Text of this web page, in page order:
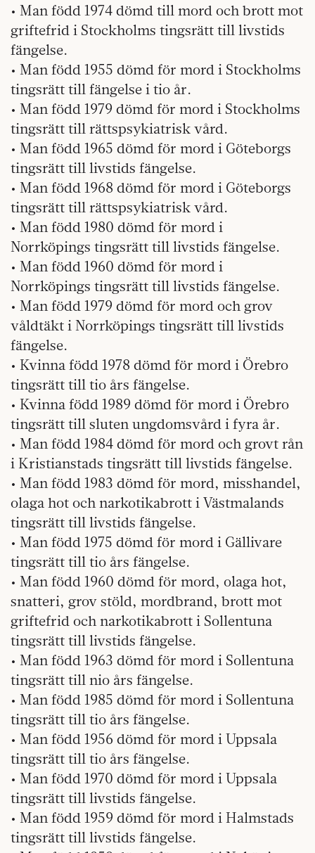
• Man född 1974 dömd till mord och brott mot
griftefrid i Stockholms tingsrätt till livstids
fängelse.
• Man född 1955 dömd för mord i Stockholms
tingsrätt till fängelse i tio år.
• Man född 1979 dömd för mord i Stockholms
tingsrätt till rättspsykiatrisk vård.
• Man född 1965 dömd för mord i Göteborgs
tingsrätt till livstids fängelse.
• Man född 1968 dömd för mord i Göteborgs
tingsrätt till rättspsykiatrisk vård.
• Man född 1980 dömd för mord i
Norrköpings tingsrätt till livstids fängelse.
• Man född 1960 dömd för mord i
Norrköpings tingsrätt till livstids fängelse.
• Man född 1979 dömd för mord och grov
våldtäkt i Norrköpings tingsrätt till livstids
fängelse.
• Kvinna född 1978 dömd för mord i Örebro
tingsrätt till tio års fängelse.
• Kvinna född 1989 dömd för mord i Örebro
tingsrätt till sluten ungdomsvård i fyra år.
• Man född 1984 dömd för mord och grovt rån
i Kristianstads tingsrätt till livstids fängelse.
• Man född 1983 dömd för mord, misshandel,
olaga hot och narkotikabrott i Västmalands
tingsrätt till livstids fängelse.
• Man född 1975 dömd för mord i Gällivare
tingsrätt till tio års fängelse.
• Man född 1960 dömd för mord, olaga hot,
snatteri, grov stöld, mordbrand, brott mot
griftefrid och narkotikabrott i Sollentuna
tingsrätt till livstids fängelse.
• Man född 1963 dömd för mord i Sollentuna
tingsrätt till nio års fängelse.
• Man född 1985 dömd för mord i Sollentuna
tingsrätt till tio års fängelse.
• Man född 1956 dömd för mord i Uppsala
tingsrätt till tio års fängelse.
• Man född 1970 dömd för mord i Uppsala
tingsrätt till livstids fängelse.
• Man född 1959 dömd för mord i Halmstads
tingsrätt till livstids fängelse.